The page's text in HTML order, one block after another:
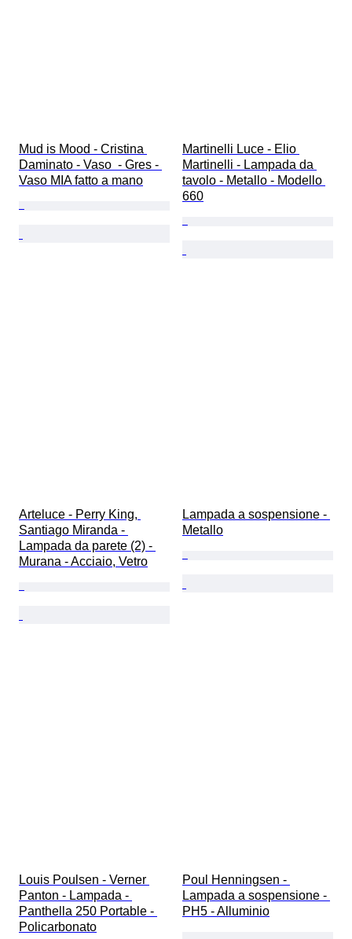
Mud is Mood - Cristina
Daminato - Vaso  - Gres -
Vaso MIA fatto a mano
Martinelli Luce - Elio
Martinelli - Lampada da
tavolo - Metallo - Modello
660
Arteluce - Perry King,
Santiago Miranda -
Lampada da parete (2) -
Murana - Acciaio, Vetro
Lampada a sospensione -
Metallo
Louis Poulsen - Verner
Panton - Lampada -
Panthella 250 Portable -
Policarbonato
Poul Henningsen -
Lampada a sospensione -
PH5 - Alluminio